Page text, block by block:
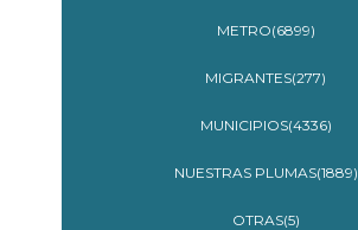
METRO(6899)
MIGRANTES(277)
MUNICIPIOS(4336)
NUESTRAS PLUMAS(1889)
OTRAS(5)